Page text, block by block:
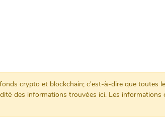
crypto et blockchain; c'est-à-dire que toutes
des informations trouvées ici. Les informations